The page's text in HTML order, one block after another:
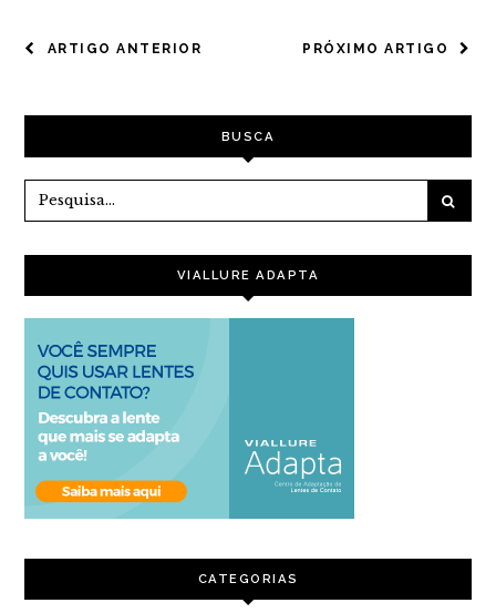
NAVEGAÇÃO
POST
PRÓXIMO ARTIGO
ARTIGO ANTERIOR
BUSCA
VIALLURE ADAPTA
CATEGORIAS